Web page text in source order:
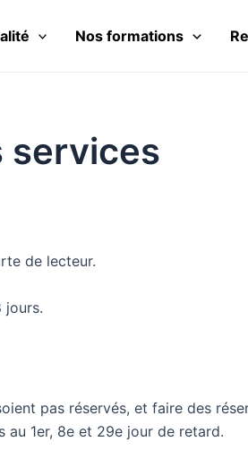
Nos formations
services
de lecteur.
jours.
pas réservés, et faire des
au 1er, 8e et 29e jour de retard.